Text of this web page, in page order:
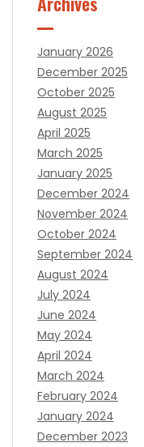
January 2026
December 2025
October 2025
August 2025
April 2025
March 2025
January 2025
December 2024
November 2024
October 2024
September 2024
August 2024
July 2024
June 2024
May 2024
April 2024
March 2024
February 2024
January 2024
December 2023